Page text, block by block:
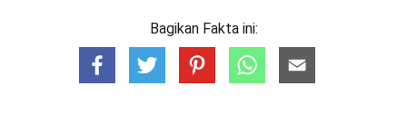
Bagikan Fakta ini: